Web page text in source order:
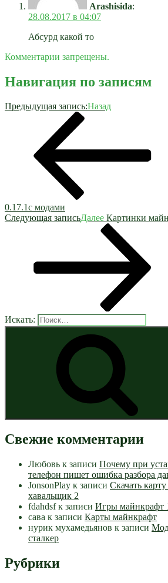
Arashisida:
28.08.2017 в 04:07
Абсурд какой то
Комментарии запрещены.
Навигация по записям
Предыдущая запись:Назад
0.17.1с модами
Следующая записьДалее Картинки
Искать:
Свежие комментарии
Любовь к записи Почему при
телефон пишет ошибка разбора
JonsonPlay к записи Скачать
хавальщик 2
fdahdsfк записи Игры майнкрафт
сава к записи Карты майнкрафт
нурик мухамедьянов к записи Мод
сталкер
Рубрики